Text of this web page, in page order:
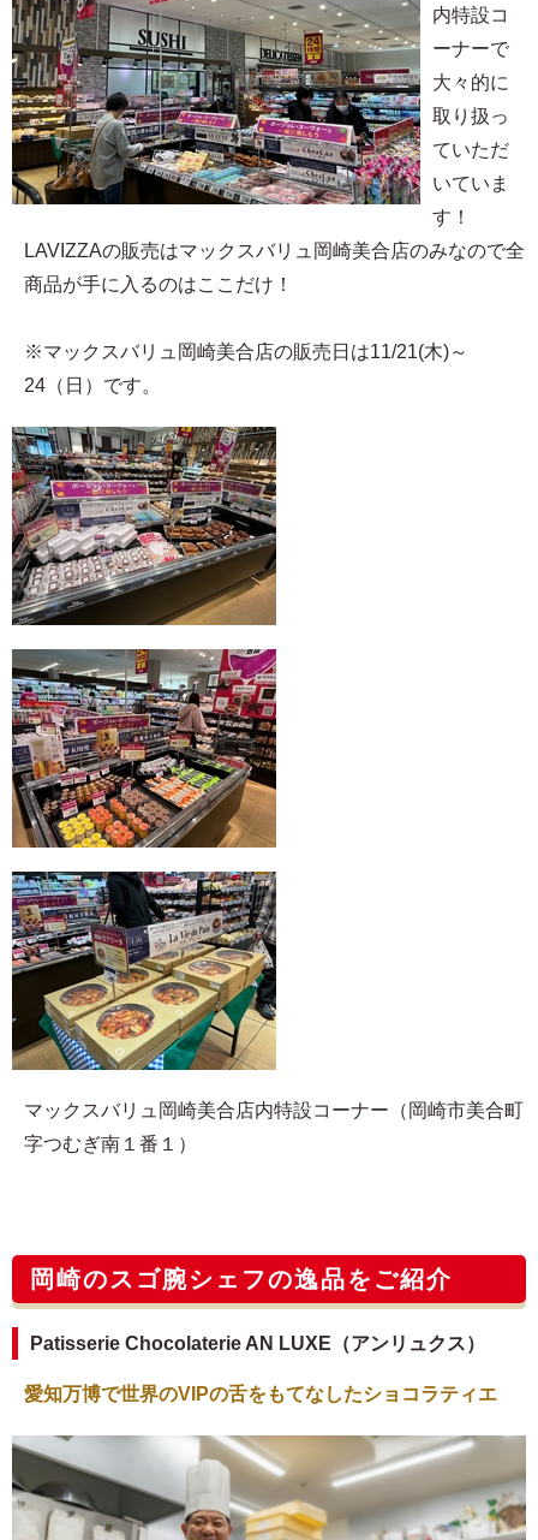
内特設コ
ーナーで
大々的に
取り扱っ
ていただ
いていま
す！
LAVIZZAの販売はマックスバリュ岡崎美合店のみなので全
商品が手に入るのはここだけ！
※マックスバリュ岡崎美合店の販売日は11/21(木)～
24（日）です。
マックスバリュ岡崎美合店内特設コーナー（岡崎市美合町
字つむぎ南１番１）
岡崎のスゴ腕シェフの逸品をご紹介
Patisserie Chocolaterie AN LUXE（アンリュクス）
愛知万博で世界のVIPの舌をもてなしたショコラティエ